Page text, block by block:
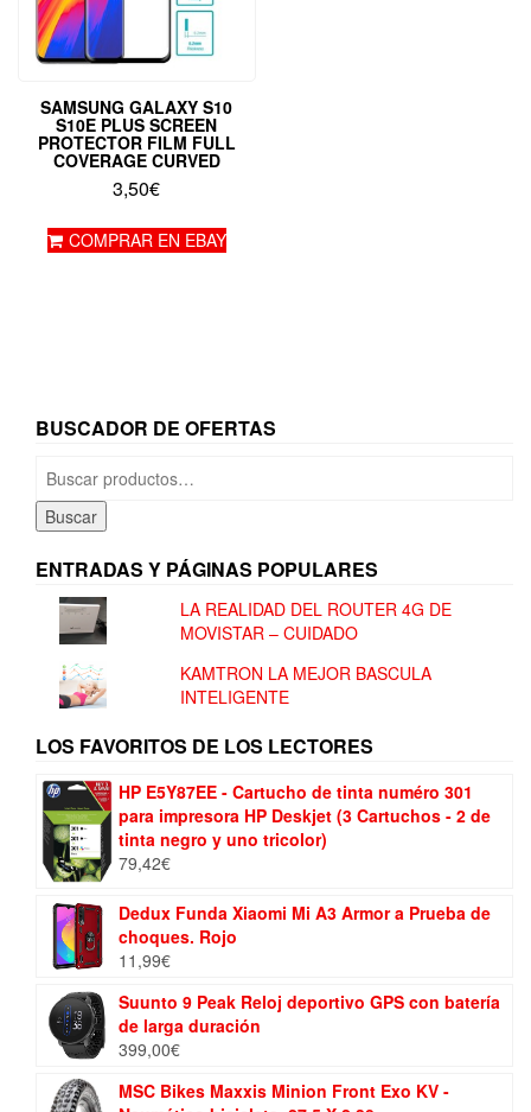
SAMSUNG GALAXY S10
S10E PLUS SCREEN
PROTECTOR FILM FULL
COVERAGE CURVED
3,50€
COMPRAR EN EBAY
BUSCADOR DE OFERTAS
por:
Buscar
ENTRADAS Y PÁGINAS POPULARES
LA REALIDAD DEL ROUTER 4G DE
MOVISTAR – CUIDADO
KAMTRON LA MEJOR BASCULA
INTELIGENTE
LOS FAVORITOS DE LOS LECTORES
HP E5Y87EE - Cartucho de tinta numéro 301
para impresora HP Deskjet (3 Cartuchos - 2 de
tinta negro y uno tricolor)
79,42€
Dedux Funda Xiaomi Mi A3 Armor a Prueba de
choques. Rojo
11,99€
Suunto 9 Peak Reloj deportivo GPS con batería
de larga duración
399,00€
MSC Bikes Maxxis Minion Front Exo KV -